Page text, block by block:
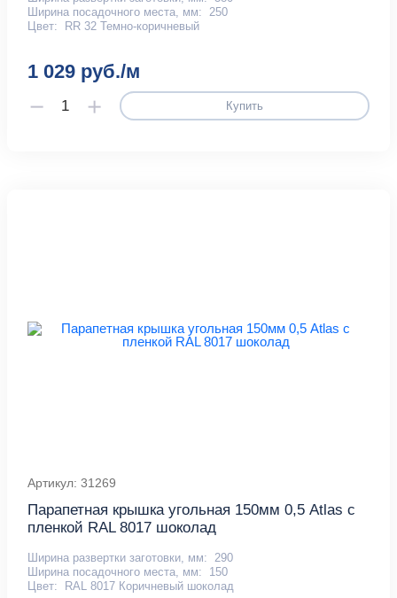
Ширина посадочного места, мм:
250
Цвет:
RR 32 Темно-коричневый
1 029 руб./м
Купить
Артикул: 31269
Парапетная крышка угольная 150мм 0,5 Atlas с
пленкой RAL 8017 шоколад
Ширина развертки заготовки, мм:
290
Ширина посадочного места, мм:
150
Цвет:
RAL 8017 Коричневый шоколад